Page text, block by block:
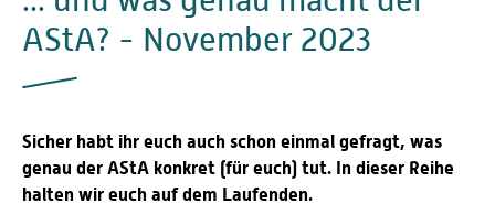
AStA? - November 2023
Sicher habt ihr euch auch schon einmal gefragt, was
genau der AStA konkret (für euch) tut. In dieser Reihe
halten wir euch auf dem Laufenden.